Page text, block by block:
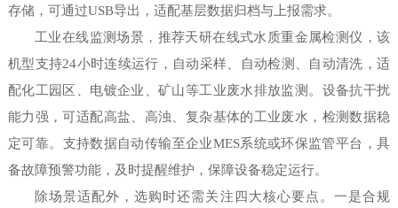
存储，可通过USB导出，适配基层数据归档与上报需求。
工业在线监测场景，推荐天研在线式水质重金属检测仪，该
机型支持24小时连续运行，自动采样、自动检测、自动清洗，适
配化工园区、电镀企业、矿山等工业废水排放监测。设备抗干扰
能力强，可适配高盐、高浊、复杂基体的工业废水，检测数据稳
定可靠。支持数据自动传输至企业MES系统或环保监管平台，具
备故障预警功能，及时提醒维护，保障设备稳定运行。
除场景适配外，选购时还需关注四大核心要点。一是合规